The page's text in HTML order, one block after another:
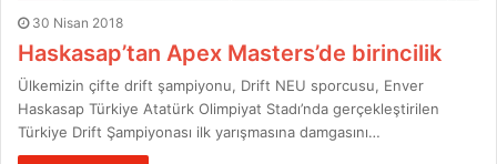
30 Nisan 2018
Haskasap’tan Apex Masters’de birincilik
Ülkemizin çifte drift şampiyonu, Drift NEU sporcusu, Enver
Haskasap Türkiye Atatürk Olimpiyat Stadı’nda gerçekleştirilen
Türkiye Drift Şampiyonası ilk yarışmasına damgasını…